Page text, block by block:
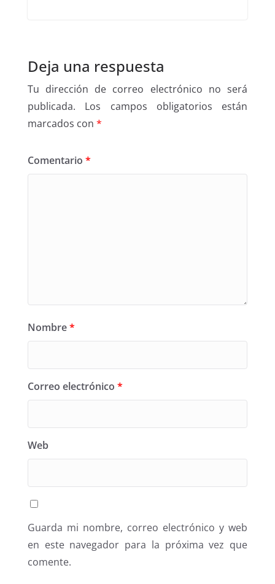
Deja una respuesta
Tu dirección de correo electrónico no será
publicada.
Los campos obligatorios están
marcados con *
Comentario *
Nombre*
Correo electrónico *
Web
Guarda mi nombre, correo electrónico y web
en este navegador para la próxima vez que
comente.